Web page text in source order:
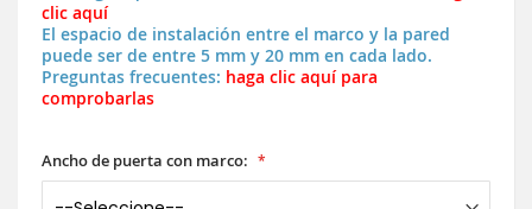
clic aquí
El espacio de instalación entre el marco y la pared
puede ser de entre 5 mm y 20 mm en cada lado.
Preguntas frecuentes: haga clic aquí para
comprobarlas
Ancho de puerta con marco: